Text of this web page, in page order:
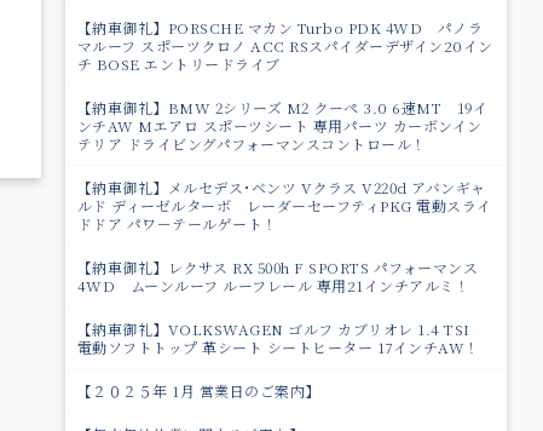
【納車御礼】PORSCHE マカン Turbo PDK 4WD パノラ
マルーフ スポーツクロノ ACC RSスパイダーデザイン20イン
チ BOSE エントリードライブ
【納車御礼】BMW 2シリーズ M2 クーペ 3.0 6速MT 19イ
ンチAW Mエアロ スポーツシート 専用パーツ カーボンイン
テリア ドライビングパフォーマンスコントロール！
【納車御礼】メルセデス･ベンツ Vクラス V220d アバンギャ
ルド ディーゼルターボ レーダーセーフティPKG 電動スライ
ドドア パワ－テールゲート！
【納車御礼】レクサス RX 500h F SPORTS パフォーマンス
4WD ムーンルーフ ルーフレール 専用21インチアルミ！
【納車御礼】VOLKSWAGEN ゴルフ カブリオレ 1.4 TSI
電動ソフトトップ 革シート シートヒーター 17インチAW！
【２０２５年 1月 営業日のご案内】